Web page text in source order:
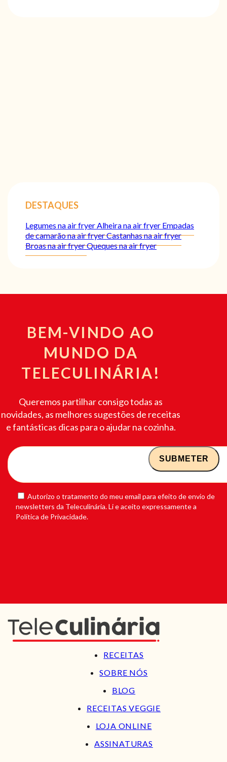
DESTAQUES
Legumes na air fryerAlheira na air fryer Empadas
de camarão na air fryerCastanhas na air fryer
Broas na air fryerQueques na air fryer
BEM-VINDO AO
MUNDO DA
TELECULINÁRIA!
Queremos partilhar consigo todas as
novidades, as melhores sugestões de receitas
e fantásticas dicas para o ajudar na cozinha.
Autorizo o tratamento do meu email para efeito de envio de
newsletters da Teleculinária. Li e aceito expressamente a
Política de Privacidade.
RECEITAS
SOBRE NÓS
BLOG
RECEITAS VEGGIE
LOJA ONLINE
ASSINATURAS